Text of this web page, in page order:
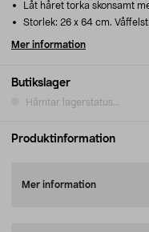
Butikslager
Hämtar lagerstatus...
Låt håret torka skonsamt
Storlek: 26 x 64 cm.
Mer information
Produktinformation
Mer information